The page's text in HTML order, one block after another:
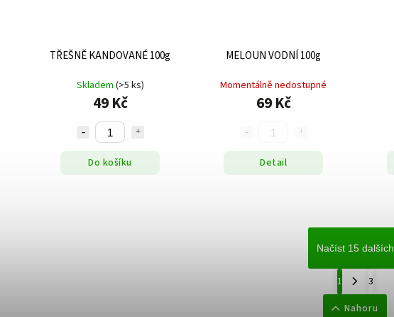
TŘEŠNĚ KANDOVANÉ 100g
Skladem (>5 ks)
49 Kč
Do košíku
MELOUN VODNÍ 100g
Momentálně nedostupné
69 Kč
Detail
Načíst 15 dalších
1
3
Nahoru